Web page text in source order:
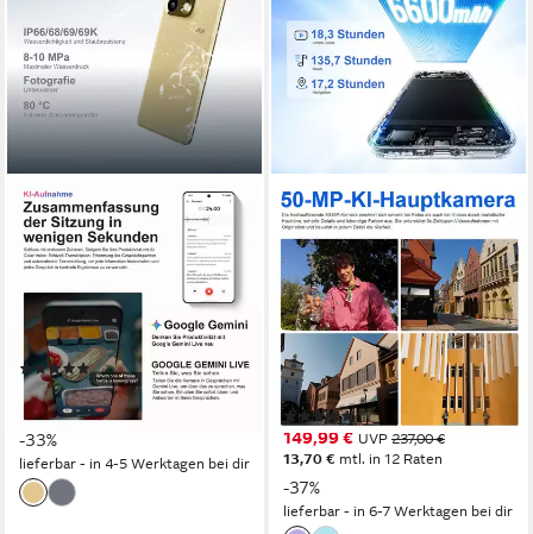
REALME
Realme 16 Pro+ 5G 6,8"
144Hz 7000mAh Akku 80W
256 GB Speicherkapazität
5G
Mobiles Internet
(12)
ab 399,90 € UVP599,99 €
19,86 €mtl. in 24 Raten
-33%
lieferbar - in 4-5 Werktagen bei dir
REALME
Realme C100 5G – 6,8" HD+
144Hz Display, 6600mAh
Akku, 50MP Kamera
Smartphone
128 GB
Speicherkapazität
50 MP
Kamera
5G Mobiles Internet
(8)
149,99 € UVP 237,00 €
13,70 € mtl. in 12 Raten
-37%
lieferbar - in 6-7 Werktagen bei dir